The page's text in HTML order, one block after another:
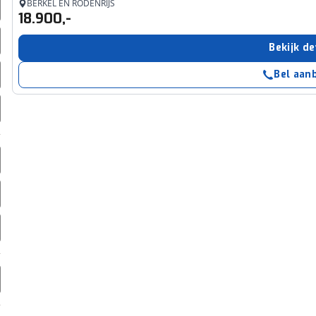
We tonen je graag relevante advertenties en
op en buiten onze website volgt – uiteraard op
en privacyverklaring
. Als je weigert, plaatsen we
cookies. Je voorkeuren kun je later altijd
BERKEL EN RODENRIJS
18.900,-
Bekijk
Bel